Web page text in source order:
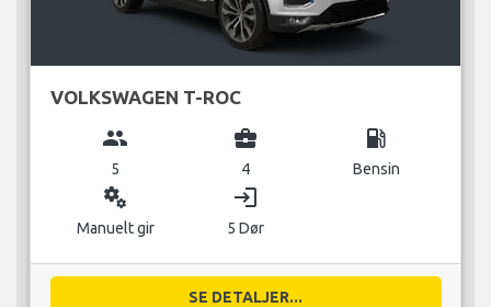
VOLKSWAGEN T-ROC
group
5
business_center
4
local_gas_station
Bensin
miscellaneous_services
Manuelt gir
login
5 Dør
SE DETALJER...